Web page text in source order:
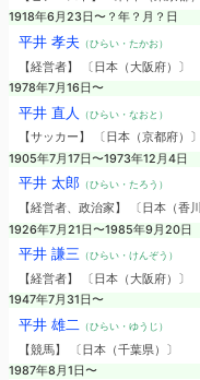
1918年6月23日〜？年？月？日
平井 孝夫 （ひらい・たかお）
【経営者】 〔日本（大阪府）〕
1978年7月16日〜
平井 直人 （ひらい・なおと）
【サッカー】 〔日本（京都府）〕
1905年7月17日〜1973年12月4日
平井 太郎（ひらい・たろう）
【経営者、政治家】 〔日本（香
1926年7月21日〜1985年9月20日
平井 謙三 （ひらい・けんぞう）
【経営者】 〔日本（大阪府）〕
1947年7月31日〜
平井 雄二 （ひらい・ゆうじ）
【競馬】 〔日本（千葉県）〕
1987年8月1日〜